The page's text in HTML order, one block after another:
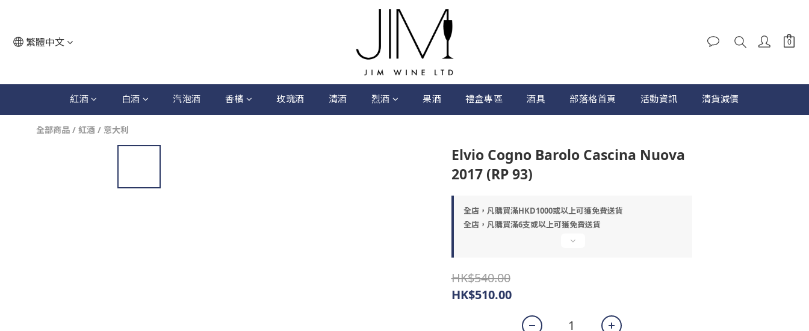
繁體中文
紅酒 白酒 汽泡酒 香檳 玫瑰酒 清酒 烈酒 果酒 禮盒專區 酒具 部落格首頁 活動資訊 清貨減價
全部商品 / 紅酒 / 意大利
Elvio Cogno Barolo Cascina Nuova
2017 (RP 93)
全店，凡購買滿HKD1000或以上可獲免費送貨
全店，凡購買滿6支或以上可獲免費送貨
HK$540.00
HK$510.00